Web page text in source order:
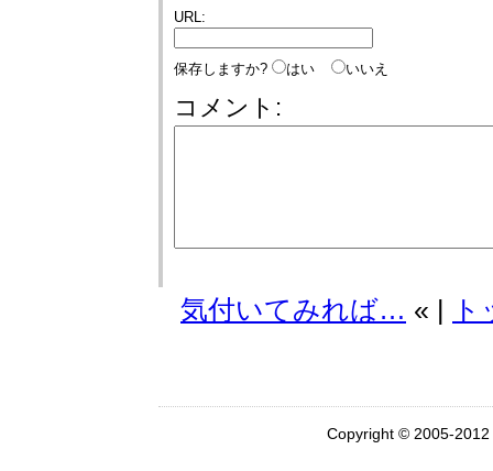
URL:
保存しますか? はい いいえ
コメント:
気付いてみれば… « |
Copyright © 2005-2012